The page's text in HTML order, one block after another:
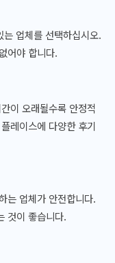
업체를 선택하십시오.
어야 합니다.
이 오래될수록 안정적
레이스에 다양한 후기
는 업체가 안전합니다.
것이 좋습니다.